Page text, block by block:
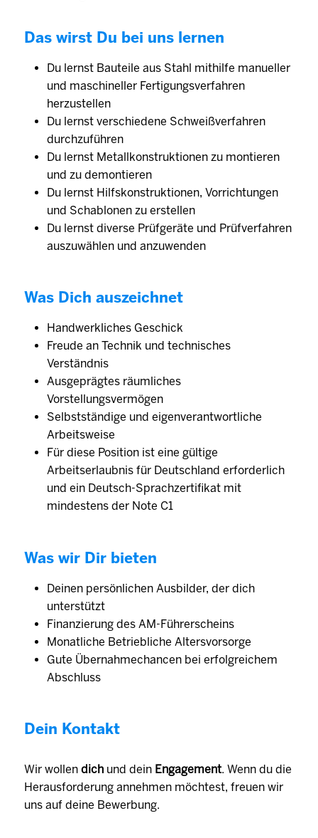
Das wirst Du bei uns lernen
Du lernst Bauteile aus Stahl mithilfe manueller
und maschineller Fertigungsverfahren
herzustellen
Du lernst verschiedene Schweißverfahren
durchzuführen
Du lernst Metallkonstruktionen zu montieren
und zu demontieren
Du lernst Hilfskonstruktionen, Vorrichtungen
und Schablonen zu erstellen
Du lernst diverse Prüfgeräte und Prüfverfahren
auszuwählen und anzuwenden
Was Dich auszeichnet
Handwerkliches Geschick
Freude an Technik und technisches
Verständnis
Ausgeprägtes räumliches
Vorstellungsvermögen
Selbstständige und eigenverantwortliche
Arbeitsweise
Für diese Position ist eine gültige
Arbeitserlaubnis für Deutschland erforderlich
und ein Deutsch-Sprachzertifikat mit
mindestens der Note C1
Was wir Dir bieten
Deinen persönlichen Ausbilder, der dich
unterstützt
Finanzierung des AM-Führerscheins
Monatliche Betriebliche Altersvorsorge
Gute Übernahmechancen bei erfolgreichem
Abschluss
Dein Kontakt
Wir wollen dich und dein Engagement. Wenn du die
Herausforderung annehmen möchtest, freuen wir
uns auf deine Bewerbung.